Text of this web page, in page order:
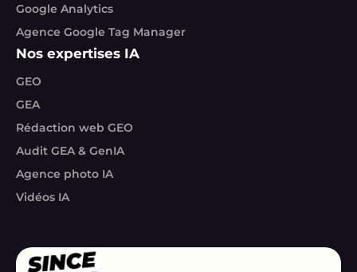
Google Analytics
Agence Google Tag Manager
Nos expertises IA
GEO
GEA
Rédaction web GEO
Audit GEA & GenIA
Agence photo IA
Vidéos IA